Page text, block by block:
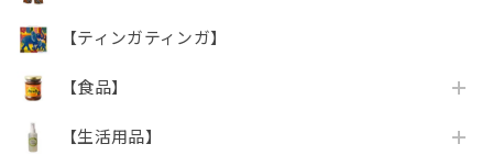
【ティンガティンガ】
【食品】
【生活用品】